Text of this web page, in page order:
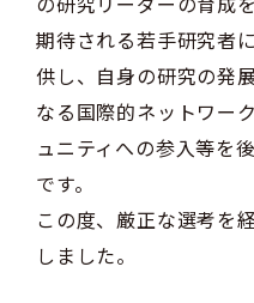
期待される若手研究者
供し、自身の研究の発
なる国際的ネットワー
ュニティへの参入等を
です。
この度、厳正な選考を
しました。